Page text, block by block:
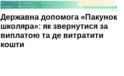
Державна допомога «Пакунок
школяра»: як звернутися за
виплатою та де витратити
кошти